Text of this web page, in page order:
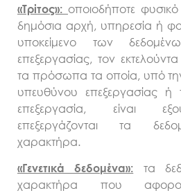
«Τρίτος»: οποιοδήποτε
δημόσια αρχή, υπηρεσία ή
υποκείμενο των
επεξεργασίας, τον
τα πρόσωπα τα οποία, υπό
υπευθύνου επεξεργασίας ή
επεξεργασία, είναι
επεξεργάζονται τα
χαρακτήρα.
«Γενετικά δεδομένα»: τα
χαρακτήρα που